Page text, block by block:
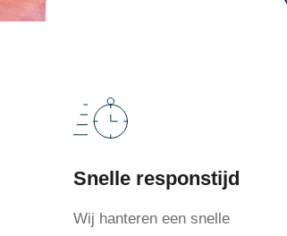
Snelle responstijd
Wij hanteren een snelle